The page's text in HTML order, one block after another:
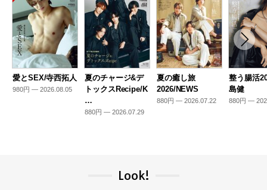
愛とSEX/寺西拓人
980円 — 2026.08.05
夏のチャージ&デ
トックスRecipe/K
…
880円 — 2026.07.29
夏の癒し旅
2026/NEWS
880円 — 2026.07.22
整う腸活
島健
880円 —
Look!